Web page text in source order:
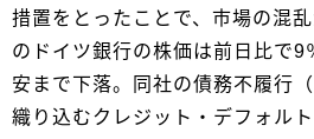
措置をとったことで、市場の混
のドイツ銀行の株価は前日比で9
安まで下落。同社の債務不履行
織り込むクレジット・デフォル